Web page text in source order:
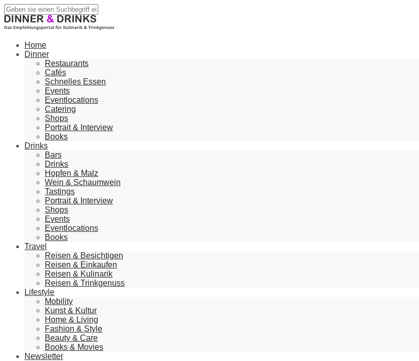
Home
Dinner
Restaurants
Cafés
Schnelles Essen
Events
Eventlocations
Catering
Shops
Portrait & Interview
Books
Drinks
Bars
Drinks
Hopfen & Malz
Wein & Schaumwein
Tastings
Portrait & Interview
Shops
Events
Eventlocations
Books
Travel
Reisen & Besichtigen
Reisen & Einkaufen
Reisen & Kulinarik
Reisen & Trinkgenuss
Lifestyle
Mobility
Kunst & Kultur
Home & Living
Fashion & Style
Beauty & Care
Books & Movies
Newsletter